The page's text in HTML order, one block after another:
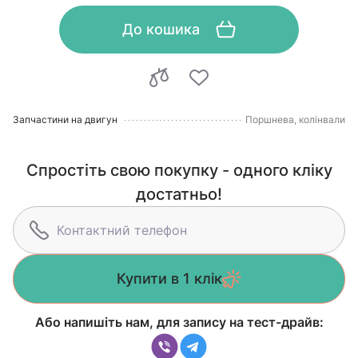
До кошика
Запчастини на двигун Поршнева, колінвали
Спростіть свою покупку - одного кліку
достатньо!
Купити в 1 клік
Або напишіть нам, для запису на тест-драйв: